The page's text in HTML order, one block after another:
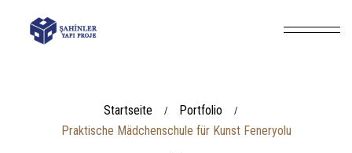
Startseite / Portfolio /
Praktische Mädchenschule für Kunst Feneryolu